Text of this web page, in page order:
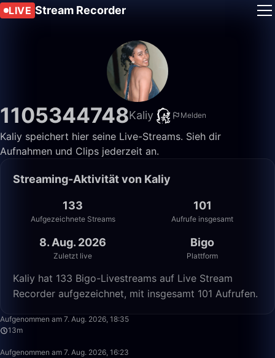
LIVE Stream Recorder
1105344748Kaliy Melden
Kaliy speichert hier seine Live-Streams. Sieh dir
Aufnahmen und Clips jederzeit an.
Streaming-Aktivität von Kaliy
133
Aufgezeichnete Streams
101
Aufrufe insgesamt
8. Aug. 2026
Zuletzt live
Bigo
Plattform
Kaliy hat 133 Bigo-Livestreams auf Live Stream
Recorder aufgezeichnet, mit insgesamt 101 Aufrufen.
Aufgenommen am 7. Aug. 2026, 18:35
13m
Aufgenommen am 7. Aug. 2026, 16:23